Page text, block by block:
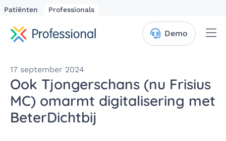
Patiënten Professionals
Demo
17 september 2024
Ook Tjongerschans (nu Frisius
MC) omarmt digitalisering met
BeterDichtbij